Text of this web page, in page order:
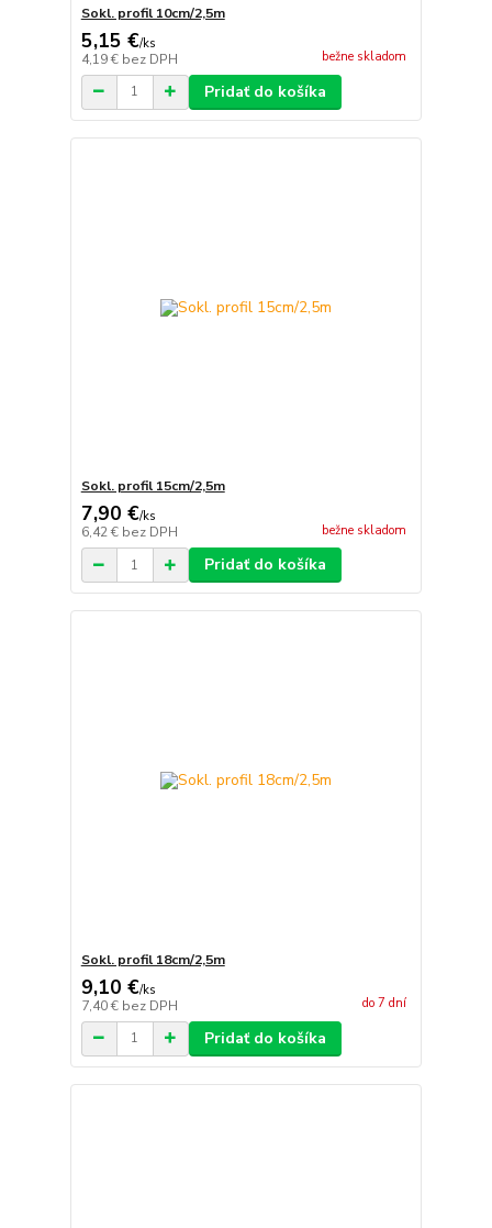
Sokl. profil 10cm/2,5m
5,15 €/ks
4,19 € bez DPH bežne skladom
Pridať do košíka
Sokl. profil 15cm/2,5m
7,90 €/ks
6,42 € bez DPH bežne skladom
Pridať do košíka
Sokl. profil 18cm/2,5m
9,10 €/ks
7,40 € bez DPH do 7 dní
Pridať do košíka